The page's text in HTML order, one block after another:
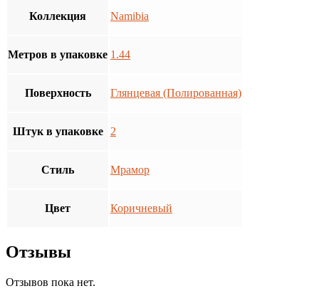
Коллекция Namibia
Метров в упаковке 1.44
Поверхность Глянцевая (Полированная)
Штук в упаковке 2
Стиль Мрамор
Цвет Коричневый
Отзывы
Отзывов пока нет.